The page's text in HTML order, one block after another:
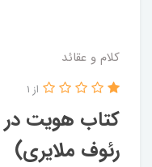
کلام و عقائد
کتاب هویت در
رئوف ملایری)
از 1